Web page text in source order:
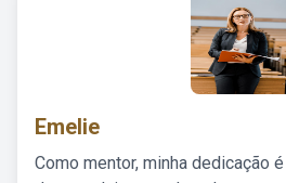
Emelie
Como mentor, minha dedicação